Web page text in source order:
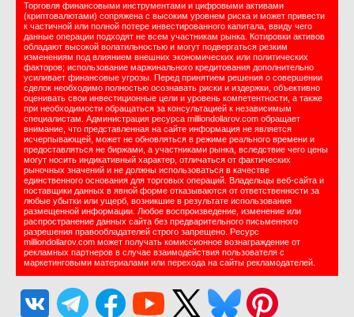
Торговля финансовыми инструментами и цифровыми активами
(криптовалютами) сопряжена с высоким уровнем риска и может привести
к частичной или полной потере инвестированного капитала, ввиду чего
данные операции подходят не всем участникам рынка. Котировки активов
обладают высокой волатильностью и могут подвергаться резким
изменениям под влиянием внешних экономических или политических
факторов; использование маржинального кредитования дополнительно
усиливает финансовые угрозы. Перед принятием решения о совершении
сделок необходимо полностью осознавать риски и издержки, объективно
оценивать свои инвестиционные цели и уровень компетентности, а также
при необходимости обращаться за консультацией к независимым
специалистам. Администрация ресурса milliondollarov.com обращает
внимание, что представленная на сайте информация не является
исчерпывающей, может не обновляться в режиме реального времени и
предоставляться не биржами, а участниками рынка, вследствие чего цены
могут носить индикативный характер, отличаться от фактических
рыночных значений и не должны использоваться в качестве
единственного основания для торговых операций. Владельцы веб-сайта и
поставщики данных в явной форме отказываются от ответственности за
любые убытки или ущерб, возникшие в результате использования
размещенной информации. Любое воспроизведение, изменение или
распространение данных сайта без предварительного письменного
разрешения правообладателей строго запрещено. Ресурс
milliondollarov.com может получать комиссионное вознаграждение от
рекламных партнеров в случае взаимодействия пользователя с
маркетинговыми материалами или перехода на сайты рекламодателей.